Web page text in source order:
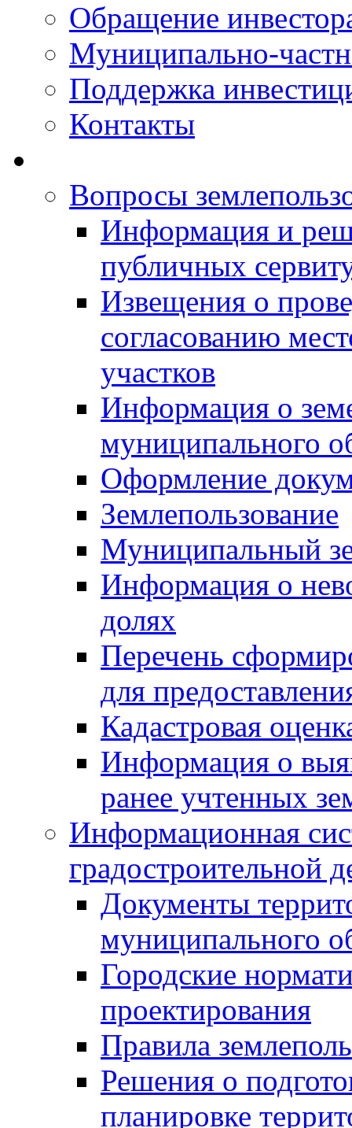
Обращение
Муниципально-
Поддержка
Контакты
Вопросы
Информация и
публичных
Извещения о
согласованию
участков
Информация о
муниципального
Оформление
Землепользование
Муниципальный
Информация о
долях
Перечень
для
Кадастровая
Информация о
ранее учтенных
Информационная
градостроительной
Документы
муниципального
Городские
проектирования
Правила
Решения о
планировке